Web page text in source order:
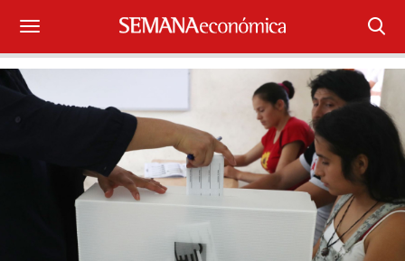
Suscríbase
Iniciar sesión
¿Qué está pasando?
Sectores y Empresas